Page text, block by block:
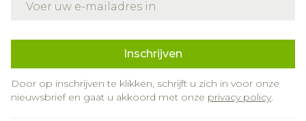
Inschrijven
Door op inschrijven te klikken, schrijft u zich in voor onze
nieuwsbrief en gaat u akkoord met onze privacy policy.